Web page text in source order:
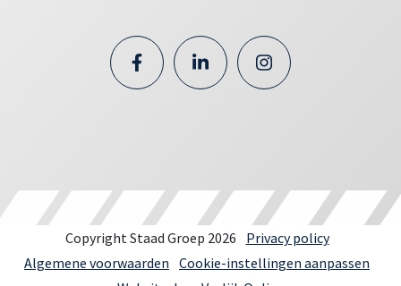
Copyright Staad Groep 2026
Privacy policy
Algemene voorwaarden Cookie-instellingen aanpassen